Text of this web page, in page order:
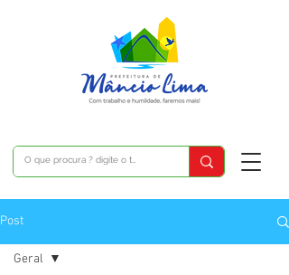
Post
Geral